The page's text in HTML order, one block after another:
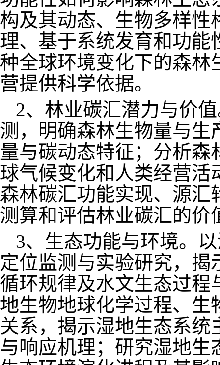
构及其动态、生物多样性
理、基于系统发育和功能
种全球环境变化下的森林
营提供科学依据。
2、林业碳汇潜力与价
测，明确森林生物量与生
量与碳动态特征；分析
球气候变化和人类经营活
森林碳汇功能实现、源汇
测算和评估林业碳汇的价
3、生态功能与环境。
定位监测与实验研究，
循环规律及水文生态过程
地生物地球化学过程、生
关系，揭示湿地生态系
与响应机理；研究湿地